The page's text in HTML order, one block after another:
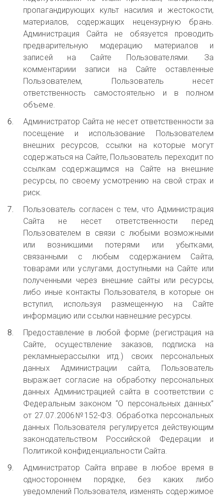
пропагандирующих культ насилия и жестокости,
материалов, содержащих нецензурную брань.
Администрация Сайта не обязуется проводить
предварительную модерацию материалов и
записей на Сайте Пользователями. За
комментариии записи на Сайте оставленные
Пользователем, Пользователь несет
ответственность самостоятельно и в полном
объеме.
Администратор Сайта не несет ответственности за
посещение и использование Пользователем
внешних ресурсов, ссылки на которые могут
содержаться на Сайте, Пользователь переходит по
ссылкам содержащимся на Сайте на внешние
ресурсы, по своему усмотрению на свой страх и
риск.
Пользователь согласен с тем, что Администрация
Сайта не несет ответственности перед
Пользователем в связи с любыми возможными
или возникшими потерями или убытками,
связанными с любым содержанием Сайта,
товарами или услугами, доступными на Сайте или
полученными через внешние сайты или ресурсы,
либо иные контакты Пользователя, в которые он
вступил, используя размещенную на Сайте
информацию или ссылки навнешние ресурсы.
Предоставление в любой форме (регистрация на
Сайте, осуществление заказов, подписка на
рекламныерассылки итд.) своих персональных
данных Администрации сайта, Пользователь
выражает согласие на обработку персональных
данных Администрацией сайта в соответствии с
Федеральным законом “О персональных данных”
от 27.07.2006№152-ФЗ. Обработка персональных
данных Пользователя регулируется действующим
законодательством Российской Федерации и
Политикой конфиденциальности Сайта.
Администратор Сайта вправе в любое время в
одностороннем порядке, без каких либо
уведомлений Пользователя, изменять содержимое